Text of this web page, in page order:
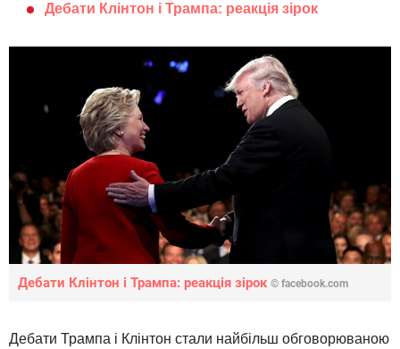
Дебати Клінтон і Трампа: реакція зірок
Дебати Клінтон і Трампа: реакція зірок © facebook.com
Дебати Трампа і Клінтон стали найбільш обговорюваною